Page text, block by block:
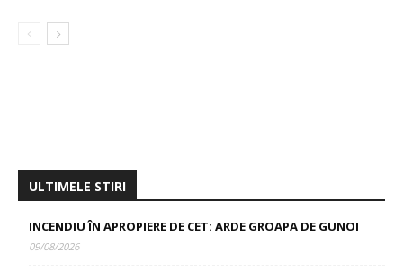
ULTIMELE STIRI
INCENDIU ÎN APROPIERE DE CET: ARDE GROAPA DE GUNOI
09/08/2026